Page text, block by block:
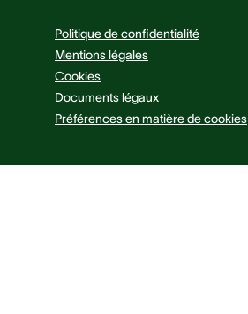
Politique de confidentialité
Mentions légales
Cookies
Documents légaux
Préférences en matière de cookies